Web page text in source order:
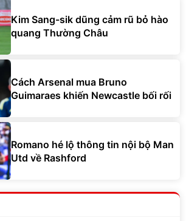
Kim Sang-sik dũng cảm rũ bỏ hào
quang Thường Châu
Cách Arsenal mua Bruno
Guimaraes khiến Newcastle bối rối
Romano hé lộ thông tin nội bộ Man
Utd về Rashford